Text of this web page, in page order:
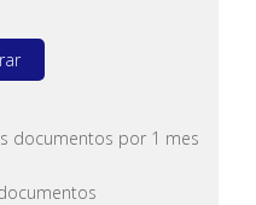
documentos por 1 mes